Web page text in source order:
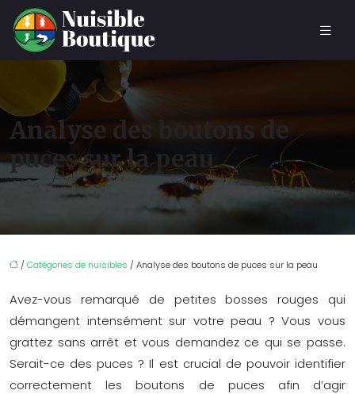
Analyse des boutons de
puces sur la peau
/Catégories de nuisibles / Analyse des boutons de puces sur la peau
Avez-vous remarqué de petites bosses rouges qui
démangent intensément sur votre peau ? Vous vous
grattez sans arrêt et vous demandez ce qui se passe.
Serait-ce des puces ? Il est crucial de pouvoir identifier
correctement les boutons de puces afin d’agir